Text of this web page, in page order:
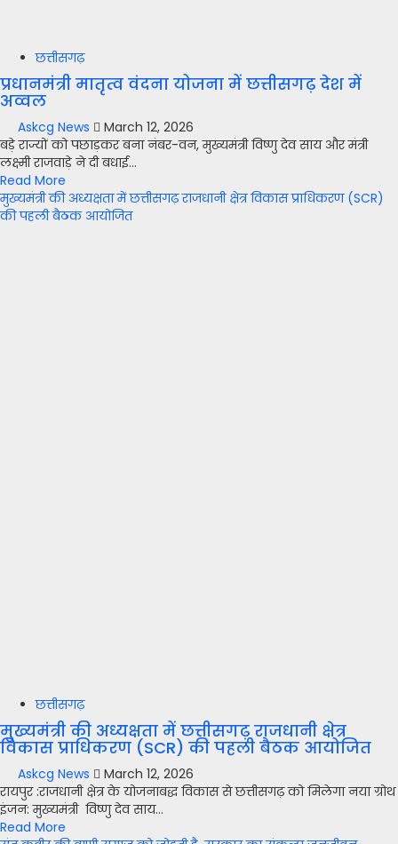
छत्तीसगढ़
प्रधानमंत्री मातृत्व वंदना योजना में छत्तीसगढ़ देश में
अव्वल
Askcg News
March 12, 2026
बड़े राज्यों को पछाड़कर बना नंबर-वन, मुख्यमंत्री विष्णु देव साय और मंत्री
लक्ष्मी राजवाड़े ने दी बधाई...
Read More
मुख्यमंत्री की अध्यक्षता में छत्तीसगढ़ राजधानी क्षेत्र विकास प्राधिकरण (SCR)
की पहली बैठक आयोजित
छत्तीसगढ़
मुख्यमंत्री की अध्यक्षता में छत्तीसगढ़ राजधानी क्षेत्र
विकास प्राधिकरण (SCR) की पहली बैठक आयोजित
Askcg News
March 12, 2026
रायपुर :राजधानी क्षेत्र के योजनाबद्ध विकास से छत्तीसगढ़ को मिलेगा नया ग्रोथ
इंजन: मुख्यमंत्री विष्णु देव साय...
Read More